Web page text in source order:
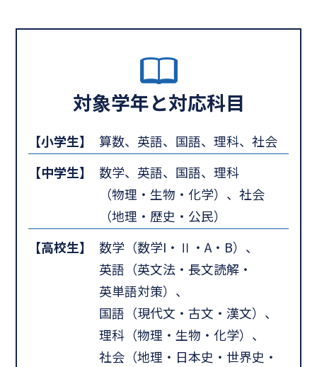
対象学年と対応科目
【小学生】
算数、英語、国語、理科、社会
【中学生】
数学、英語、国語、理科
（物理・生物・化学）、社会
（地理・歴史・公民）
【高校生】
数学（数学I・Ⅱ・A・B）、
英語（英文法・長文読解・
英単語対策）、
国語（現代文・古文・漢文）、
理科（物理・生物・化学）、
社会（地理・日本史・世界史・